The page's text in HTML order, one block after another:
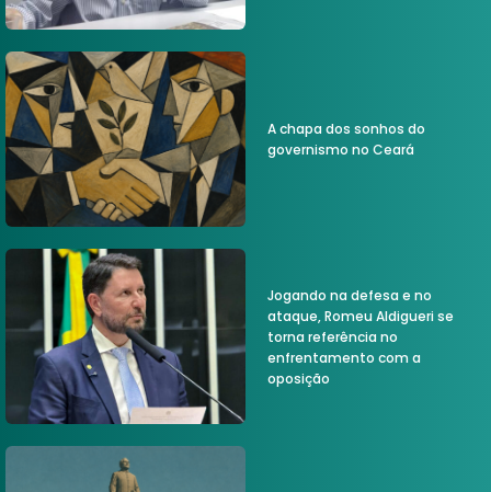
A chapa dos sonhos do
governismo no Ceará
Jogando na defesa e no
ataque, Romeu Aldigueri se
torna referência no
enfrentamento com a
oposição